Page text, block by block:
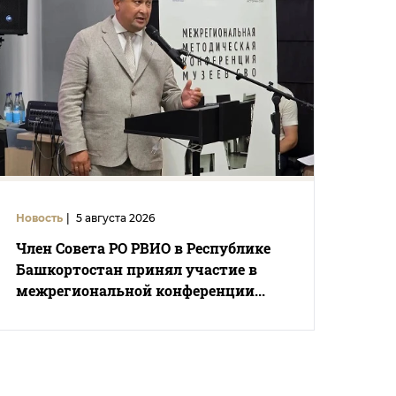
Новость 5 августа 2026
Член Совета РО РВИО в Республике
Башкортостан принял участие в
межрегиональной конференции...